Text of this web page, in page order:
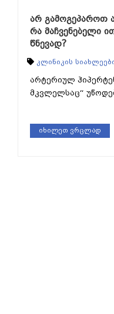
არ გამოგეპაროთ
რა მაჩვენებელი
წნევად?
კლინიკის
არტერიულ
მკვლელსაც“
იხილეთ ვრცლად